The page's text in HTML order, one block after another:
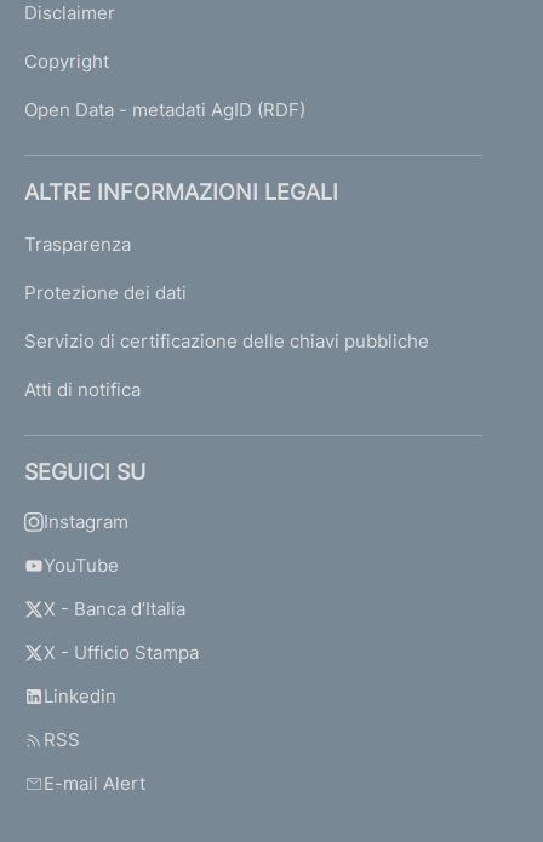
Disclaimer
Copyright
Open Data - metadati AgID (RDF)
ALTRE INFORMAZIONI LEGALI
Trasparenza
Protezione dei dati
Servizio di certificazione delle chiavi pubbliche
Atti di notifica
SEGUICI SU
Instagram
YouTube
X - Banca d’Italia
X - Ufficio Stampa
Linkedin
RSS
E-mail Alert